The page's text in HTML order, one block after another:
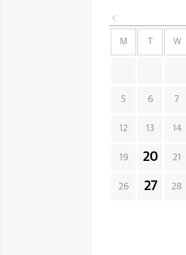
M W
5 6 7
12 13 14
19 20 21
26 27 28